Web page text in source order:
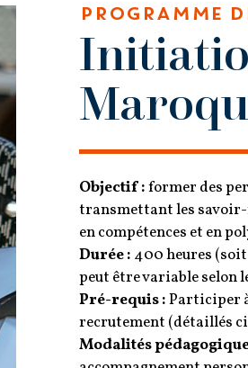
PROGRAMME
Objectif :former des
transmettant les
en compétences et en
Durée : 400 heures (soit
peut être variable selon
Pré-requis :Participer
recrutement (détaillés
Modalités